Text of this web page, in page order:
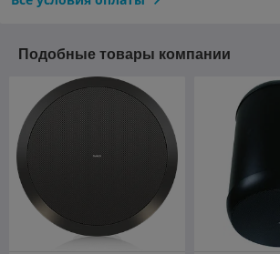
Подобные товары компании